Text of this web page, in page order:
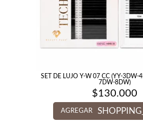
SET DE LUJO Y-W 07 CC (YY-
7DW-8DW)
$130.000
AGREGAR